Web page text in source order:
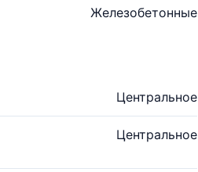
Железобетонные
Центральное
Центральное